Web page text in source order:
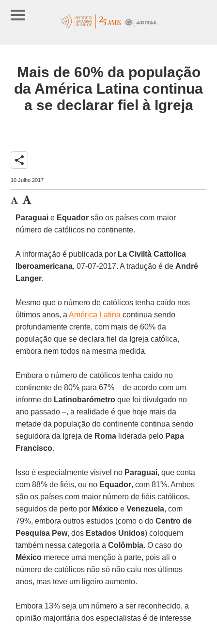
Mais de 60% da população
da América Latina continua
a se declarar fiel à Igreja
share
10 Julho 2017
Paraguai e Equador são os países com maior
número de católicos no continente.
A informação é publicada por La Civiltà Cattolica
Iberoamericana, 07-07-2017. A tradução é de André
Langer.
Mesmo que o número de católicos tenha caído nos
últimos anos, aAmérica Latina continua sendo
profundamente crente, com mais de 60% da
população que se declara fiel da Igreja católica,
embora nem todos na mesma medida.
Embora o número de católicos tenha caído no
continente de 80% para 67% – de acordo com um
informe do Latinobarómetro que foi divulgado no
ano passado –, a realidade é que hoje mais da
metade da população do continente continua sendo
seguidora da Igreja de Roma liderada pelo Papa
Francisco.
Isso é especialmente visível no Paraguai, que conta
com 88% de fiéis, ou no Equador, com 81%. Ambos
são os países com maior número de fiéis católicos,
seguidos de perto por México eVenezuela, com
79%, embora outros estudos (como o doCentro de
Pesquisa Pew, dos Estados Unidos) coloquem
também nessa categoria aColômbia. O caso do
México merece uma menção à parte, pois ali o
número de católicos não só não caiu nos últimos
anos, mas teve um ligeiro aumento.
Embora 13% seja um número a ser reconhecido, a
opinião majoritária dos especialistas é de interesse